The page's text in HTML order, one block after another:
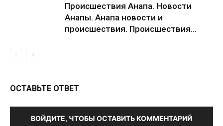
Происшествия Анапа. Новости
Анапы. Анапа новости и
происшествия. Происшествия...
ОСТАВЬТЕ ОТВЕТ
ВОЙДИТЕ, ЧТОБЫ ОСТАВИТЬ КОММЕНТАРИЙ